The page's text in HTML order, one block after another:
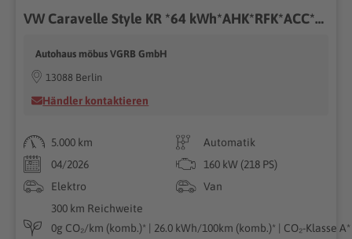
VW Caravelle Style KR *64 kWh*AHK*RFK*ACC*PANO*NAV*
Autohaus möbus VGRB GmbH
13088 Berlin
Händler kontaktieren
5.000 km
Automatik
04/2026
160 kW (218 PS)
Elektro
Van
300 km Reichweite
0g CO₂/km (komb.)* | 26.0 kWh/100km (komb.)* | CO₂-Klasse A*